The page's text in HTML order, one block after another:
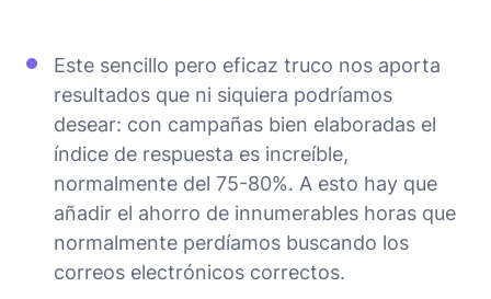
Este sencillo pero eficaz truco nos aporta
resultados que ni siquiera podríamos
desear: con campañas bien elaboradas el
índice de respuesta es increíble,
normalmente del 75-80%. A esto hay que
añadir el ahorro de innumerables horas que
normalmente perdíamos buscando los
correos electrónicos correctos.